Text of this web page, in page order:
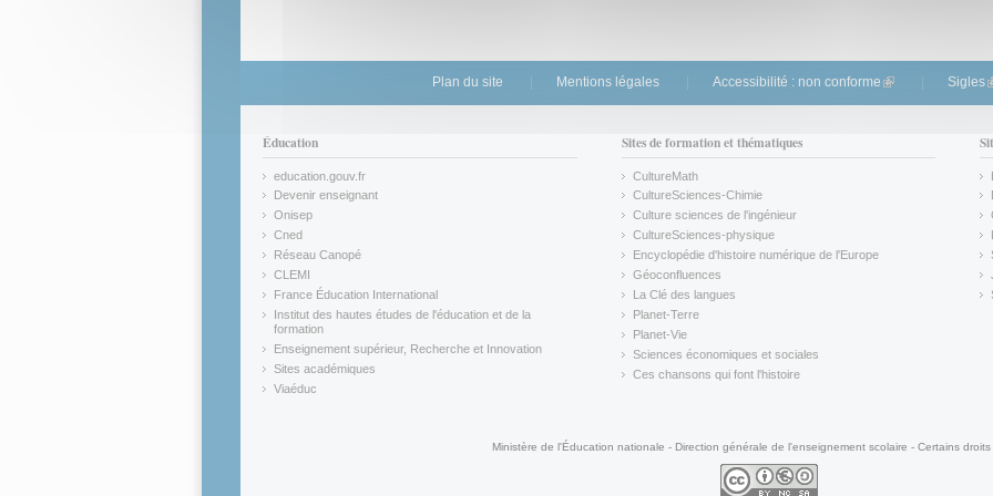
Plan du site Mentions légales Accessibilité : non conforme (link is external)
Sigles
Éducation
education.gouv.fr
(link is external)
Devenir enseignant
(link is external)
Onisep
(link is external)
Cned
(link is external)
Réseau Canopé
(link is external)
CLEMI
(link is external)
France Éducation International
(link is external)
Institut des hautes études de l'éducation et de la
formation
(link is external)
Enseignement supérieur, Recherche et Innovation
(link is external)
Sites académiques
(link is external)
Viaéduc
Sites de formation et thématiques
CultureMath
(link is external)
CultureSciences-Chimie
(link is external)
Culture sciences de l'ingénieur
CultureSciences-physique
(link is external)
Encyclopédie d'histoire numérique de l'Europe
(link is external)
Géoconfluences
(link is external)
La Clé des langues
(link is external)
Planet-Terre
(link is external)
Planet-Vie
(link is external)
Sciences économiques et sociales
(link is external)
Ces chansons qui font l'histoire
Ministère de l'Éducation nationale - Direction générale de l'enseignement scolaire - Certains droits